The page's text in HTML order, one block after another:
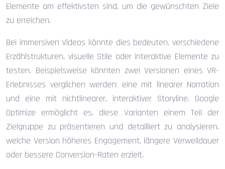
Elemente am effektivsten sind, um die gewünschten Ziele
zu erreichen.
Bei immersiven Videos könnte dies bedeuten, verschiedene
Erzählstrukturen, visuelle Stile oder interaktive Elemente zu
testen. Beispielsweise könnten zwei Versionen eines VR-
Erlebnisses verglichen werden: eine mit linearer Narration
und eine mit nichtlinearer, interaktiver Storyline. Google
Optimize ermöglicht es, diese Varianten einem Teil der
Zielgruppe zu präsentieren und detailliert zu analysieren,
welche Version höheres Engagement, längere Verweildauer
oder bessere Conversion-Raten erzielt.